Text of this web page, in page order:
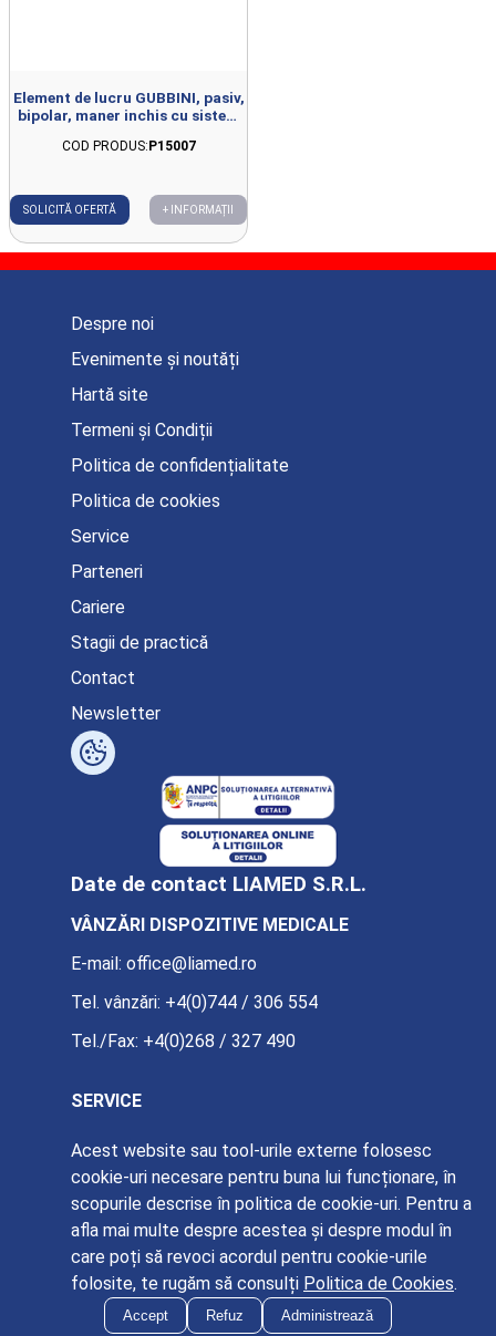
Element de lucru GUBBINI, pasiv,
bipolar, maner inchis cu sistem
COD PRODUS:P15007
SOLICITĂ OFERTĂ + INFORMAȚII
Date de contact LIAMED S.R.L.
VÂNZĂRI DISPOZITIVE MEDICALE
E-mail: office@liamed.ro
Tel. vânzări: +4(0)744 / 306 554
Tel./Fax: +4(0)268 / 327 490
SERVICE
E-mail:
service@liamed.ro
Tel. service:+4(0)739 / 885 387
© Liamed 2026
Despre noi
Evenimente și noutăți
Hartă site
Termeni și Condiții
Politica de confidențialitate
Politica de cookies
Service
Parteneri
Cariere
Stagii de practică
Contact
Newsletter
Acest website sau tool-urile externe folosesc
cookie-uri necesare pentru buna lui funcționare, în
scopurile descrise în politica de cookie-uri. Pentru a
afla mai multe despre acestea și despre modul în
care poți să revoci acordul pentru cookie-urile
folosite, te rugăm să consulți Politica de Cookies.
Accept Refuz Administrează